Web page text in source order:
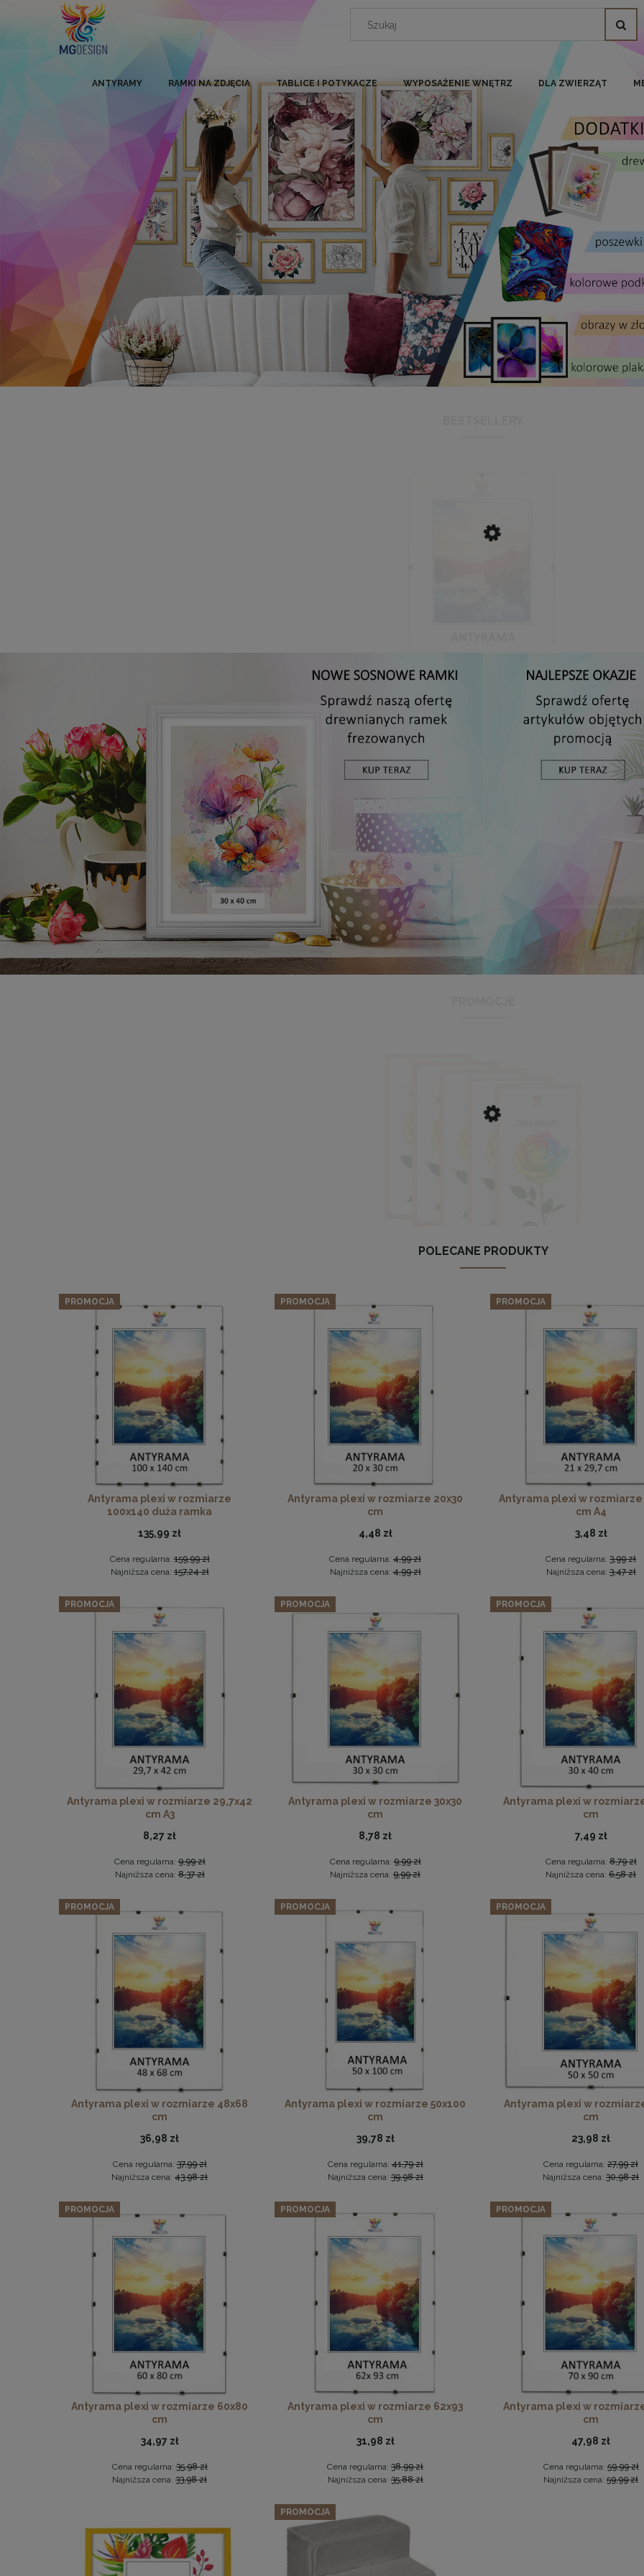
ANTYRAMY RAMKI NA ZDJĘCIA TABLICE I POTYKACZE WYPOSAŻENIE WNĘTRZ DLA ZWIERZĄT
Antyrama plexi w rozmiarze 15x20 cm
DO KOSZYKA
Płyta HDF w rozmiarze 50x50 cm
Antyrama plexi w rozmiarze 70x100 cm
Ramka na zdjęcia 20x30 cm, drewniana w kolorze brązowym
Twarda podkładka korkowa z nadrukiem w rozmiarze 30x40 cm -
286,89 zł
Zestaw 3 szt. ramek na zdjęcia 13 x 18 cm zielonych, z naturalnego
Cena regularna:
Zestaw 3 szt. ramek na zdjęcia 35 x 100 cm pomarańczowych, z
DO KOSZYKA
Panel ścienny 30 x 30 cm tapicerowany 3D Wezgłowie w kolorze
POLECANE PRODUKTY
Antyrama plexi w rozmiarze
100x140 duża ramka
135,99 zł
Cena regularna:159,99 zł
Najniższa cena:157,24 zł
PROMOCJA
Antyrama plexi w rozmiarze 20x30
cm
4,48 zł
Cena regularna: 4,99 zł
Najniższa cena:4,99 zł
PROMOCJA
Antyrama plexi w rozmiarze
cm A4
3,48 zł
Cena regularna: 3,99 zł
Najniższa cena:3,47 zł
PROMOCJA
Antyrama plexi w rozmiarze 29,7x42
cm A3
8,27 zł
Cena regularna:9,99 zł
Najniższa cena:8,37 zł
PROMOCJA
Antyrama plexi w rozmiarze 30x30
cm
8,78 zł
Cena regularna:9,99 zł
Najniższa cena: 9,99 zł
PROMOCJA
Antyrama plexi w
cm
7,49 zł
Cena regularna:8,79 zł
Najniższa cena: 6,58 zł
PROMOCJA
Antyrama plexi w rozmiarze 48x68
cm
36,98 zł
Cena regularna:37,99 zł
Najniższa cena: 43,98 zł
PROMOCJA
Antyrama plexi w rozmiarze 50x100
cm
39,78 zł
Cena regularna:41,79 zł
Najniższa cena:39,98 zł
PROMOCJA
Antyrama plexi w
cm
23,98 zł
Cena regularna: 27,99 zł
Najniższa cena: 30,98 zł
PROMOCJA
Antyrama plexi w rozmiarze 60x80
cm
34,97 zł
Cena regularna:35,98 zł
Najniższa cena: 33,98 zł
PROMOCJA
Antyrama plexi w rozmiarze 62x93
cm
31,98 zł
Cena regularna: 38,99 zł
Najniższa cena:35,88 zł
PROMOCJA
Antyrama plexi w
cm
47,98 zł
Cena regularna:59,99 zł
Najniższa cena: 59,99 zł
PROMOCJA
PROMOCJA